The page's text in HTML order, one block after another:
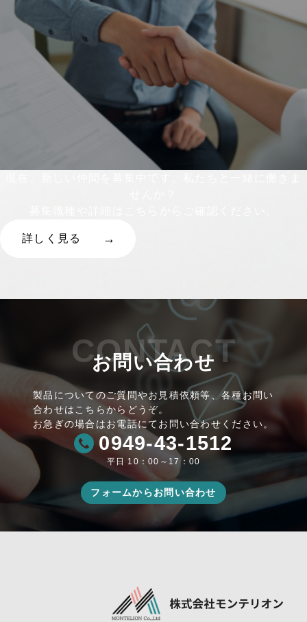
詳しく見る
CONTACT
お問い合わせ
製品についてのご質問やお見積依頼等、各種お問い
合わせはこちらからどうぞ。
お急ぎの場合はお電話にてお問い合わせください。
0949-43-1512
平日 10：00～17：00
フォームからお問い合わせ